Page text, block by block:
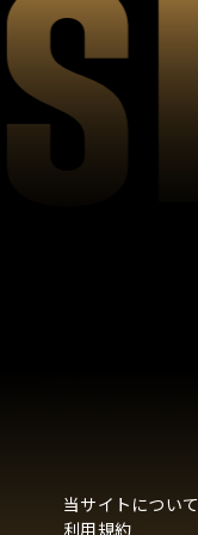
当サイトについて
利用規約